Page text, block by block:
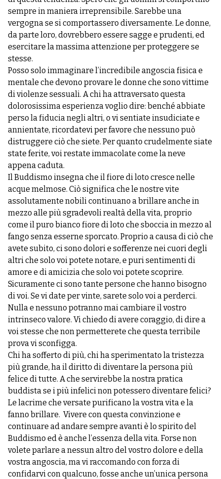
sempre in maniera irreprensibile. Sarebbe una
vergogna se si comportassero diversamente. Le donne,
da parte loro, dovrebbero essere sagge e prudenti, ed
esercitare la massima attenzione per proteggere se
stesse.
Posso solo immaginare l’incredibile angoscia fisica e
mentale che devono provare le donne che sono vittime
di violenze sessuali. A chi ha attraversato questa
dolorosissima esperienza voglio dire: benché abbiate
perso la fiducia negli altri, o vi sentiate insudiciate e
annientate, ricordatevi per favore che nessuno può
distruggere ciò che siete. Per quanto crudelmente siate
state ferite, voi restate immacolate come la neve
appena caduta.
Il Buddismo insegna che il fiore di loto cresce nelle
acque melmose. Ciò significa che le nostre vite
assolutamente nobili continuano a brillare anche in
mezzo alle più sgradevoli realtà della vita, proprio
come il puro bianco fiore di loto che sboccia in mezzo al
fango senza esserne sporcato. Proprio a causa di ciò che
avete subito, ci sono dolori e sofferenze nei cuori degli
altri che solo voi potete notare, e puri sentimenti di
amore e di amicizia che solo voi potete scoprire.
Sicuramente ci sono tante persone che hanno bisogno
di voi. Se vi date per vinte, sarete solo voi a perderci.
Nulla e nessuno potranno mai cambiare il vostro
intrinseco valore. Vi chiedo di avere coraggio, di dire a
voi stesse che non permetterete che questa terribile
prova vi sconfigga.
Chi ha sofferto di più, chi ha sperimentato la tristezza
più grande, ha il diritto di diventare la persona più
felice di tutte. A che servirebbe la nostra pratica
buddista se i più infelici non potessero diventare felici?
Le lacrime che versate purificano la vostra vita e la
fanno brillare. Vivere con questa convinzione e
continuare ad andare sempre avanti è lo spirito del
Buddismo ed è anche l’essenza della vita. Forse non
volete parlare a nessun altro del vostro dolore e della
vostra angoscia, ma vi raccomando con forza di
confidarvi con qualcuno, fosse anche un’unica persona